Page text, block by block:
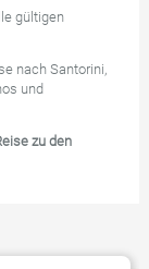
gültigen
nach Santorini,
und
zu den